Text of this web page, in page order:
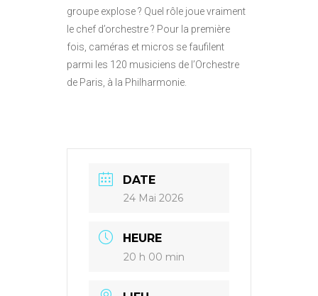
groupe explose ? Quel rôle joue vraiment
le chef d’orchestre ? Pour la première
fois, caméras et micros se faufilent
parmi les 120 musiciens de l’Orchestre
de Paris, à la Philharmonie.
DATE
24 Mai 2026
HEURE
20 h 00 min